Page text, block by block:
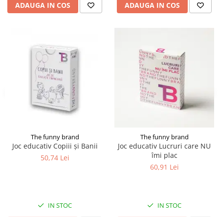
ADAUGA IN COS ADAUGA IN COS
The funny brand
Joc educativ Copiii și Banii
50,74 Lei
IN STOC
The funny brand
Joc educativ Lucruri care NU
îmi plac
60,91 Lei
IN STOC